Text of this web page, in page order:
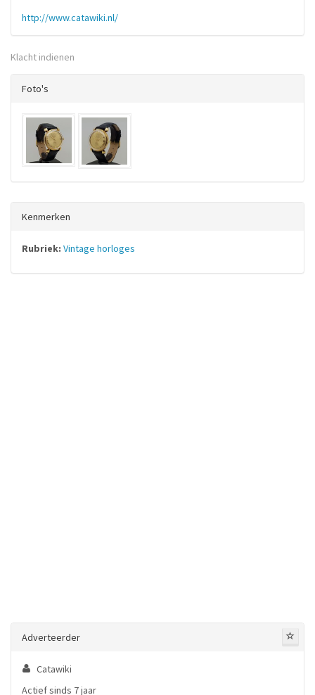
http://www.catawiki.nl/
Klacht indienen
Foto's
Kenmerken
Rubriek: Vintage horloges
Adverteerder
Catawiki
Actief sinds 7 jaar